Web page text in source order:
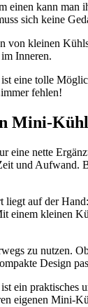
kann man
sich keine
kleinen
Inneren.
eine tolle
fehlen!
nette
und
auf der
einem kleinen
zu nutzen.
Design
ein
eigenen